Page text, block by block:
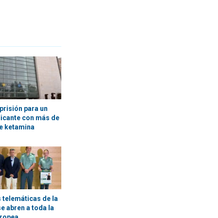
para un
con más de
ketamina
telemáticas de la
abren a toda la